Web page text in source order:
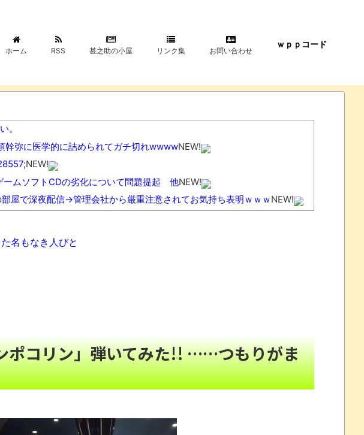
ホーム RSS 甚之助の小屋 リンク集 お問い合わせ
ｗｐｐコード
。
幹弥に医学的に詰められてガチ切れwwwwNEW!
NEW!
ームソフトCDの劣化について問題提起 他NEW!
部屋で深夜配信→管理会社から厳重注意されてお気持ち表明ｗｗｗNEW!
ｗｗｗｗ
やらかし患者を植物状態に・・・お前らの想像の5倍は酷い
防弾バッグSPで囲まれた壇上でスピーチする人が総理大臣」NEW!
の使用料が年間6万から年間320万になったので変更にNEW!
所って10年前と同レベルなの(ドン引きNEW!
了とか ニンテンドーミュージアム、公式ページ以外で購入したチケット
名もなき人びと
ポコリン」弾いてみた!! ……つもりがま